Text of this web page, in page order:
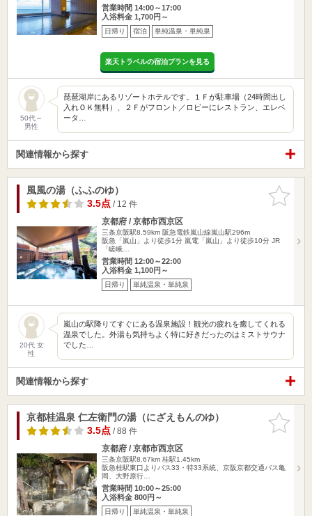
営業時間 14:00～17:00
入浴料金 1,700円～
日帰り 宿泊 単純温泉・単純泉
楽天トラベルの宿泊プランを見る
50代～
男性
琵琶湖岸にあるリゾートホテルです。１Ｆが駐車場（24時間出し
入れＯＫ無料）、２Ｆがフロント／ロビーにレストラン、エレベ
ータ…
関連情報から探す
お気に入
りに追加
風風の湯（ふふのゆ）
3.5点/ 12 件
京都府 / 京都市西京区
三条京阪駅8.59km 阪急電鉄嵐山線嵐山駅296m
阪急「嵐山」より徒歩1分 嵐電「嵐山」より徒歩10分 JR
「嵯峨…
営業時間 12:00～22:00
入浴料金 1,100円～
日帰り 単純温泉・単純泉
20代 女
性
嵐山の駅降りてすぐにある温泉施設！観光の疲れを癒してくれる
温泉でした。外湯も気持ちよく特に好きだったのはミストサウナ
でした…
関連情報から探す
お気に入
りに追加
京都桂温泉 仁左衛門の湯（にざえもんのゆ）
3.5点/ 88 件
京都府 / 京都市西京区
三条京阪駅8.67km 桂駅1.45km
阪急桂駅東口よりバス33・特33系統、京阪京都交通バス亀
岡、大野原行…
営業時間 10:00～25:00
入浴料金 800円～
日帰り 単純温泉・単純泉